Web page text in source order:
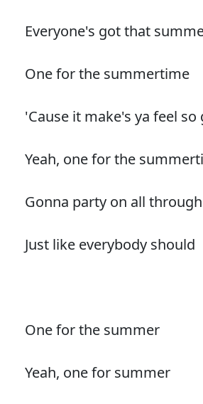
Everyone's got that
One for the summertime
'Cause it make's ya feel so
Yeah, one for the
Gonna party on all
Just like everybody should
One for the summer
Yeah, one for summer